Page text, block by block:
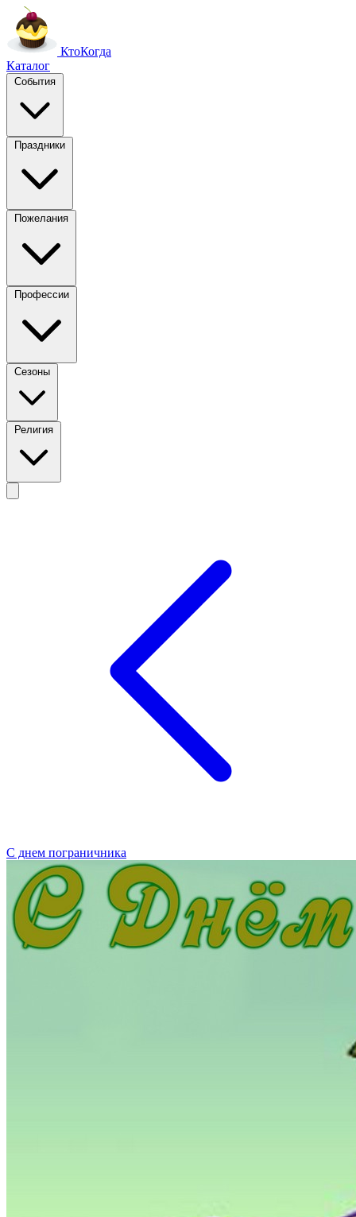
КтоКогда
Каталог
События
Праздники
Пожелания
Профессии
Сезоны
Религия
C днем пограничника